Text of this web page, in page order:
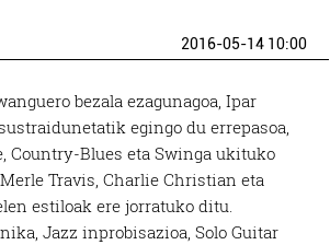
2016-05-14 10:00
bezala ezagunagoa, Ipar
egingo du errepasoa,
Country-Blues eta Swinga ukituko
Travis, Charlie Christian eta
estiloak ere jorratuko ditu.
Jazz inprobisazioa, Solo Guitar